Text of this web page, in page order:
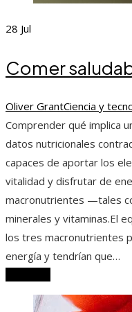
28 Jul
Comer
Oliver GrantCiencia y
Comprender qué implica
datos nutricionales
capaces de aportar los
vitalidad y disfrutar de
macronutrientes —tales
minerales y vitaminas.El
los tres macronutrientes
energía y tendrían que…